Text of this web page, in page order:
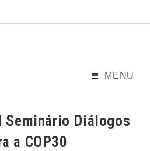
MENU
Seminário Diálogos
a COP30